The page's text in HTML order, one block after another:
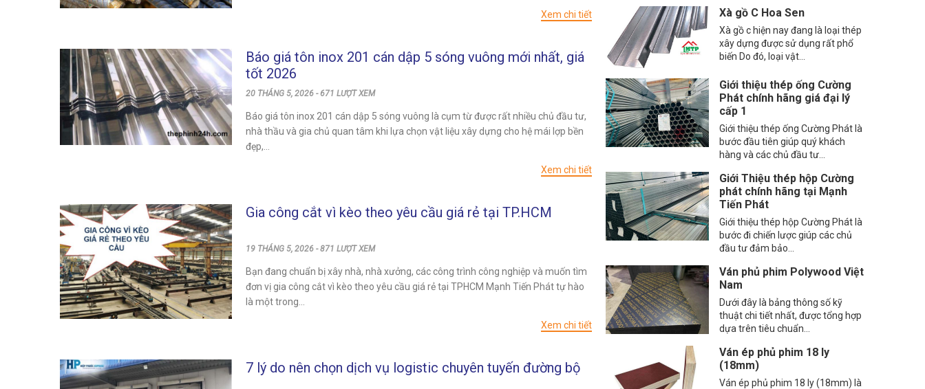
Xem chi tiết
Báo giá tôn inox 201 cán dập 5 sóng vuông mới nhất, giá
tốt 2026
20 THÁNG 5, 2026 - 671 LƯỢT XEM
Báo giá tôn inox 201 cán dập 5 sóng vuông là cụm từ được rất nhiều chủ đầu tư,
nhà thầu và gia chủ quan tâm khi lựa chọn vật liệu xây dựng cho hệ mái lợp bền
đẹp,...
Xem chi tiết
Gia công cắt vì kèo theo yêu cầu giá rẻ tại TP.HCM
19 THÁNG 5, 2026 - 871 LƯỢT XEM
Bạn đang chuẩn bị xây nhà, nhà xưởng, các công trình công nghiệp và muốn tìm
đơn vị gia công cắt vì kèo theo yêu cầu giá rẻ tại TPHCM Mạnh Tiến Phát tự hào
là một trong...
Xem chi tiết
7 lý do nên chọn dịch vụ logistic chuyên tuyến đường bộ
Xà gồ C Hoa Sen
Xà gồ c hiện nay đang là loại thép
xây dựng được sử dụng rất phổ
biến Do đó, loại vật...
Giới thiệu thép ống Cường
Phát chính hãng giá đại lý
cấp 1
Giới thiệu thép ống Cường Phát là
bước đầu tiên giúp quý khách
hàng và các chủ đầu tư...
Giới Thiệu thép hộp Cường
phát chính hãng tại Mạnh
Tiến Phát
Giới thiệu thép hộp Cường Phát là
bước đi chiến lược giúp các chủ
đầu tư đảm bảo...
Ván phủ phim Polywood Việt
Nam
Dưới đây là bảng thông số kỹ
thuật chi tiết nhất, được tổng hợp
dựa trên tiêu chuẩn...
Ván ép phủ phim 18 ly
(18mm)
Ván ép phủ phim 18 ly (18mm) là